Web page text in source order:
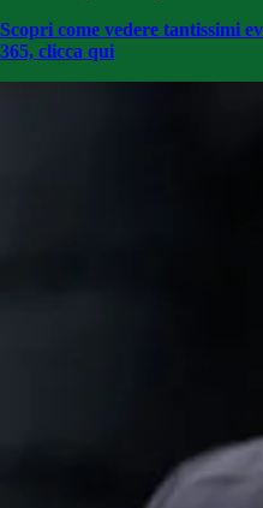
Scopri come vedere tantissimi
365, clicca qui